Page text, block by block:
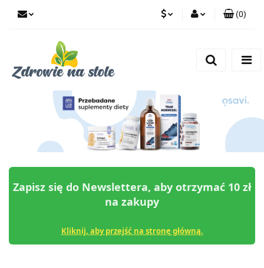
Zgody cookies
(0)
Zapisz się do Newslettera, aby otrzymać 10 zł
na zakupy
Kliknij, aby przejść na stronę główną.